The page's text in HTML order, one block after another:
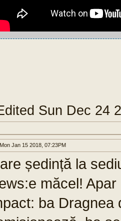
Sun Dec 24
Mon Jan 15 2018, 07:23PM
ședință la
măcel!
ba Dragnea